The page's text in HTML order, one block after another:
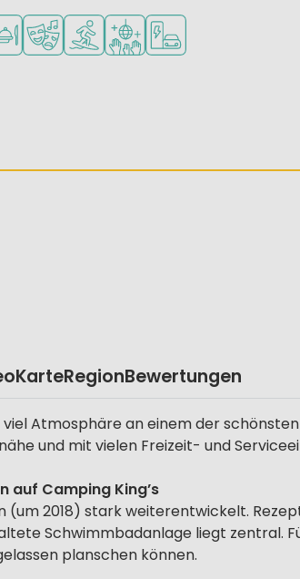
Ladenoder Pizzeria
Animationsteam
Wassersportmöglichkeiten
DiskothekLadestation für E-
KarteRegionBewertungen
Atmosphäre an einem der
und mit vielen Freizeit- und
auf Camping King’s
2018) stark weiterentwickelt.
Schwimmbadanlage liegt zentral.
planschen können.